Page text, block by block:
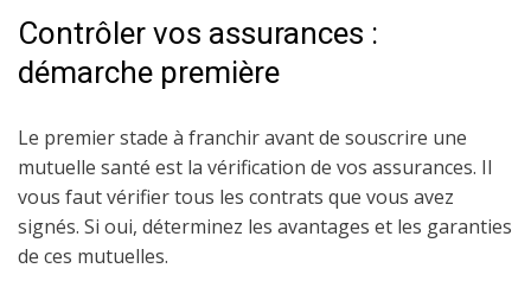
Contrôler vos assurances :
démarche première
Le premier stade à franchir avant de souscrire une
mutuelle santé est la vérification de vos assurances. Il
vous faut vérifier tous les contrats que vous avez
signés. Si oui, déterminez les avantages et les garanties
de ces mutuelles.